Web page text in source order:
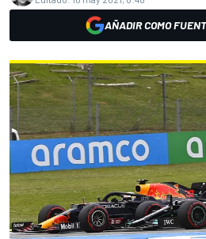
AÑADIR COMO